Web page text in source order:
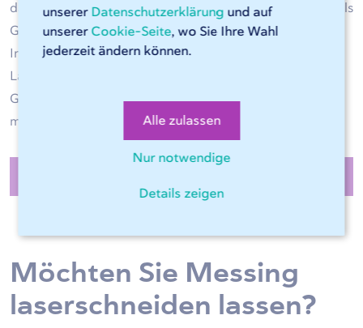
unserer Datenschutzerklärung und auf
unserer Cookie-Seite, wo Sie Ihre Wahl
jederzeit ändern können.
Alle zulassen
Nur notwendige
Details zeigen
das Laserschneiden von Messingblechen anzufordern. Als
Geschäftskunde können Sie Sophia® 24/7 nutzen.
Innerhalb einer Minute haben Sie Ihr Angebot für das
Laserschneiden von Messingplatten und nach der
Genehmigung können unsere Maschinen so schnell wie
möglich mit dem Schneiden Ihres Produkts beginnen.
Möchten Sie Messing
laserschneiden lassen?